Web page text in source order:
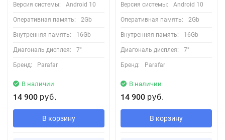
Версия системы: Android 10
Оперативная память: 2Gb
Внутренняя память: 16Gb
Диагональ дисплея: 7"
Бренд: Parafar
В наличии
14 900 руб.
В корзину
Версия системы: Android 10
Оперативная память: 2Gb
Внутренняя память: 16Gb
Диагональ дисплея: 7"
Бренд: Parafar
В наличии
14 900 руб.
В корзину